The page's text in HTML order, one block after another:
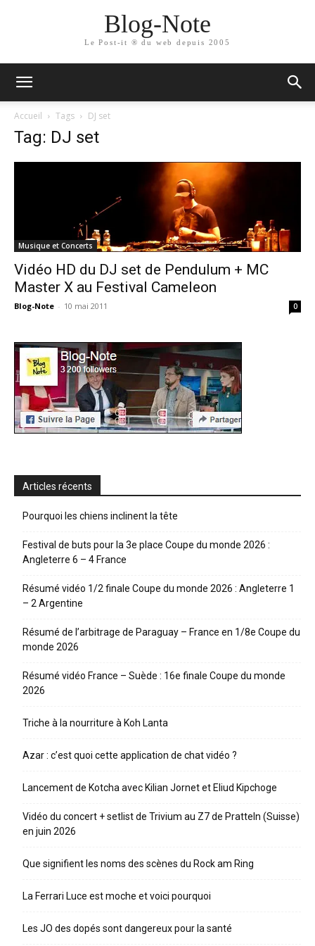
Blog-Note
Le Post-it ® du web depuis 2005
Accueil Tags DJ set
Tag: DJ set
Musique et Concerts
Vidéo HD du DJ set de Pendulum + MC
Master X au Festival Cameleon
Blog-Note - 10 mai 2011 0
Articles récents
Pourquoi les chiens inclinent la tête
Festival de buts pour la 3e place Coupe du monde 2026 :
Angleterre 6 – 4 France
Résumé vidéo 1/2 finale Coupe du monde 2026 : Angleterre 1
– 2 Argentine
Résumé de l’arbitrage de Paraguay – France en 1/8e Coupe du
monde 2026
Résumé vidéo France – Suède : 16e finale Coupe du monde
2026
Triche à la nourriture à Koh Lanta
Azar : c’est quoi cette application de chat vidéo ?
Lancement de Kotcha avec Kilian Jornet et Eliud Kipchoge
Vidéo du concert + setlist de Trivium au Z7 de Pratteln (Suisse)
en juin 2026
Que signifient les noms des scènes du Rock am Ring
La Ferrari Luce est moche et voici pourquoi
Les JO des dopés sont dangereux pour la santé